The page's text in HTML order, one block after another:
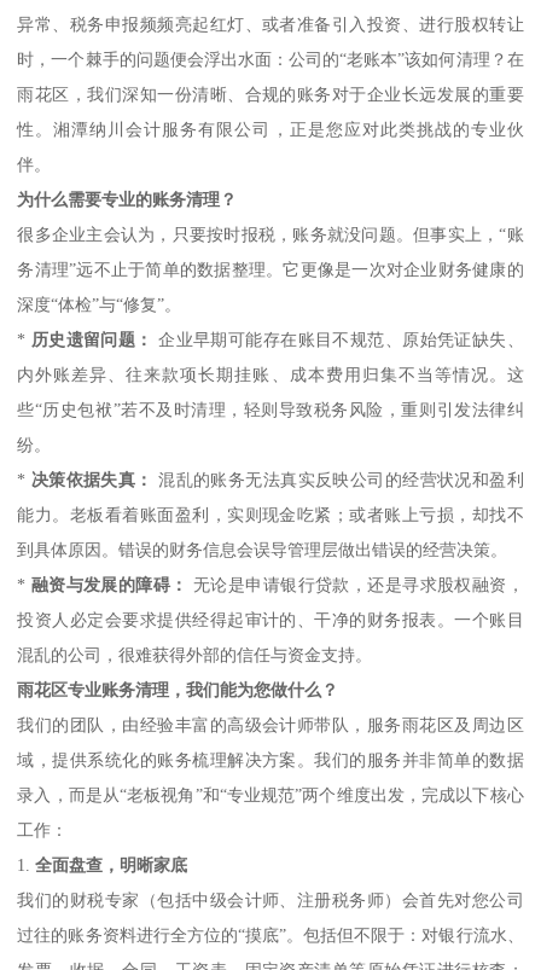
异常、税务申报频频亮起红灯、或者准备引入投资、进行股权转让
时，一个棘手的问题便会浮出水面：公司的“老账本”该如何清理？在
雨花区，我们深知一份清晰、合规的账务对于企业长远发展的重要
性。湘潭纳川会计服务有限公司，正是您应对此类挑战的专业伙
伴。
为什么需要专业的账务清理？
很多企业主会认为，只要按时报税，账务就没问题。但事实上，“账
务清理”远不止于简单的数据整理。它更像是一次对企业财务健康的
深度“体检”与“修复”。
* 历史遗留问题：
企业早期可能存在账目不规范、原始凭证缺失、
内外账差异、往来款项长期挂账、成本费用归集不当等情况。这
些“历史包袱”若不及时清理，轻则导致税务风险，重则引发法律纠
纷。
* 决策依据失真：
混乱的账务无法真实反映公司的经营状况和盈利
能力。老板看着账面盈利，实则现金吃紧；或者账上亏损，却找不
到具体原因。错误的财务信息会误导管理层做出错误的经营决策。
* 融资与发展的障碍：
无论是申请银行贷款，还是寻求股权融资，
投资人必定会要求提供经得起审计的、干净的财务报表。一个账目
混乱的公司，很难获得外部的信任与资金支持。
雨花区专业账务清理，我们能为您做什么？
我们的团队，由经验丰富的高级会计师带队，服务雨花区及周边区
域，提供系统化的账务梳理解决方案。我们的服务并非简单的数据
录入，而是从“老板视角”和“专业规范”两个维度出发，完成以下核心
工作：
1.全面盘查，明晰家底
我们的财税专家（包括中级会计师、注册税务师）会首先对您公司
过往的账务资料进行全方位的“摸底”。包括但不限于：对银行流水、